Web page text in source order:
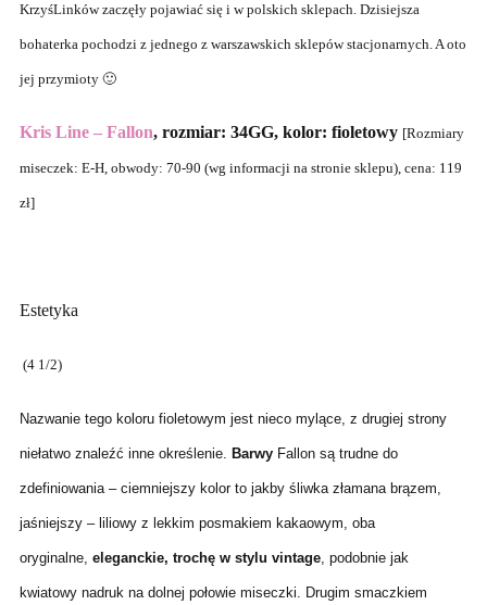
KrzyśLinków zaczęły pojawiać się i w polskich sklepach. Dzisiejsza
bohaterka pochodzi z jednego z warszawskich sklepów stacjonarnych. A oto
jej przymioty 🙂
Kris Line – Fallon, rozmiar: 34GG, kolor: fioletowy [Rozmiary
miseczek: E-H, obwody: 70-90 (wg informacji na stronie sklepu), cena: 119
zł]
Estetyka
(4 1/2)
Nazwanie tego koloru fioletowym jest nieco mylące, z drugiej strony
niełatwo znaleźć inne określenie. BarwyFallon są trudne do
zdefiniowania – ciemniejszy kolor to jakby śliwka złamana brązem,
jaśniejszy – liliowy z lekkim posmakiem kakaowym, oba
oryginalne, eleganckie, trochę w stylu vintage, podobnie jak
kwiatowy nadruk na dolnej połowie miseczki. Drugim smaczkiem